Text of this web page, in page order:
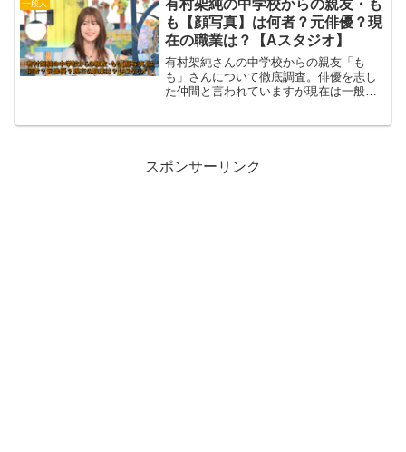
一般人
有村架純の中学校からの親友・も
も【顔写真】は何者？元俳優？現
在の職業は？【Aスタジオ】
有村架純さんの中学校からの親友「も
も」さんについて徹底調査。俳優を志し
た仲間と言われていますが現在は一般人
スポンサーリンク